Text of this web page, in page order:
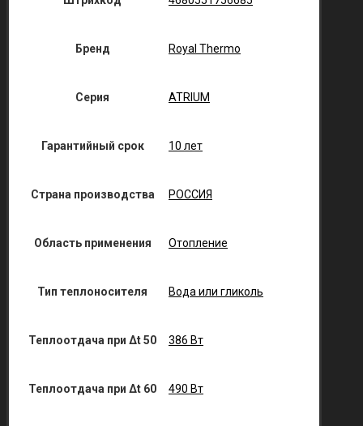
Бренд Royal Thermo
Серия ATRIUM
Гарантийный срок 10 лет
Страна производства РОССИЯ
Область применения Отопление
Тип теплоносителя Вода или гликоль
Теплоотдача при Δt 50 386 Вт
Теплоотдача при Δt 60 490 Вт